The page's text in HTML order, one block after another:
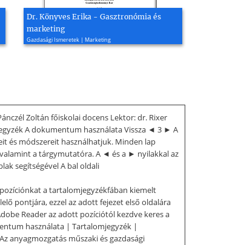
Dr. Könyves Erika - Gasztronómia és
marketing
Gazdasági Ismeretek | Marketing
Zoltán főiskolai docens Lektor: dr. Rixer
A dokumentum használata Vissza ◄ 3 ► A
és módszereit használhatjuk. Minden lap
a tárgymutatóra. A ◄ és a ► nyilakkal az
segítségével A bal oldali
a tartalomjegyzékfában kiemelt
pontjára, ezzel az adott fejezet első oldalára
Reader az adott pozíciótól kezdve keres a
használata | Tartalomjegyzék |
anyagmozgatás műszaki és gazdasági